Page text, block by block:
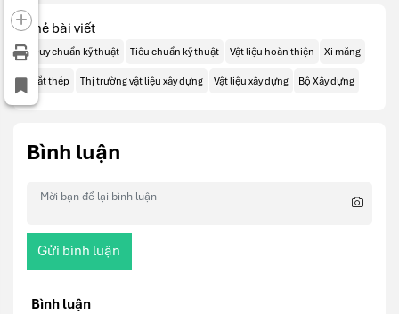
Thẻ bài viết
Quy chuẩn kỹ thuật Tiêu chuẩn kỹ thuật Vật liệu hoàn thiện Xi măng
Sắt thép Thị trường vật liệu xây dựng Vật liệu xây dựng Bộ Xây dựng
Bình luận
Gửi bình luận
Bình luận